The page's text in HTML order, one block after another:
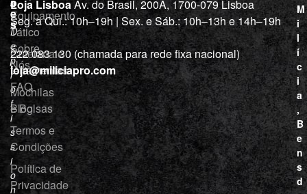
“
D
e
p
r
o
f
i
s
s
i
o
n
Equipamento
Tático
Cutelaria e
ferramentas
Mochilas
e Bolsas
e
s
Sobre
Nós
FAQ
Blog
Termos e
Condições
Política de
Privacidade
Loja LisboaAv. do Brasil, 200A, 1700-079 Lisboa
Seg. a Qui.: 10h–19h | Sex. e Sáb.: 10h–13h e 14h–19h
222 083 130 (chamada para rede fixa nacional)
loja@miliciapro.com
M
i
l
í
c
i
a
,
B
e
n
s
d